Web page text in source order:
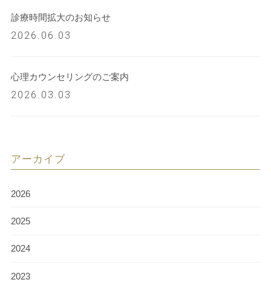
診療時間拡大のお知らせ
2026.06.03
心理カウンセリングのご案内
2026.03.03
アーカイブ
2026
2025
2024
2023